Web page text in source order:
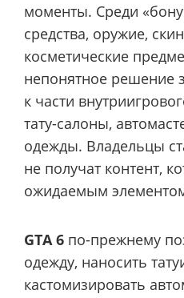
моменты. Среди
средства, оружие,
косметические
непонятное решение
к части
тату-салоны,
одежды. Владельцы
не получат контент,
ожидаемым
GTA 6 по-прежнему
одежду, наносить
кастомизировать